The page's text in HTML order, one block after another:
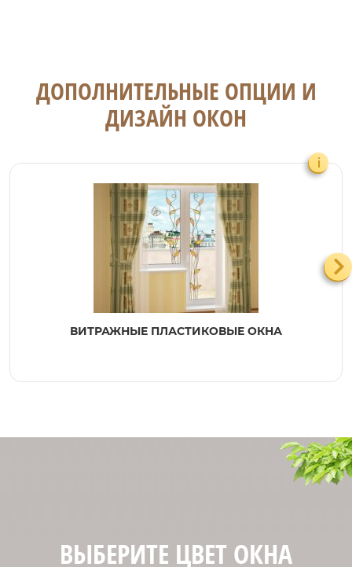
ДОПОЛНИТЕЛЬНЫЕ ОПЦИИ И
ДИЗАЙН ОКОН
ВИТРАЖНЫЕ ПЛАСТИКОВЫЕ ОКНА
i
ВЫБЕРИТЕ ЦВЕТ ОКНА